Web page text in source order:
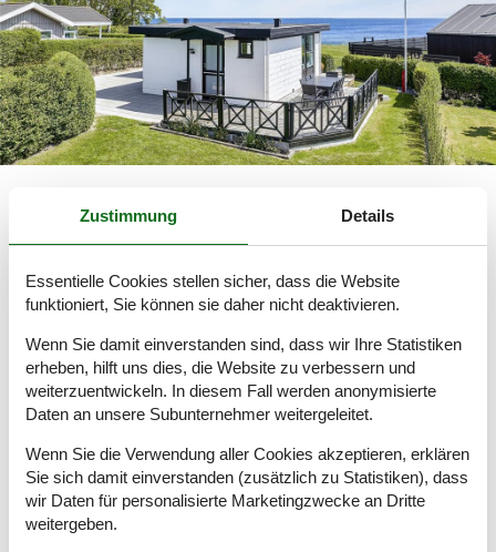
Hier finden Sie ganz einfach ein
schönes Ferienhaus
Erlebnisse erwarten Sie
Es ist ganz einfach, auf dieser Website das richtige, privat
vermietete Ferienhaus Sönderby zu finden.
Privat Ferienhaus Sönderby: Die grösste Auswahl
Vacasol bietet Ihnen immer die größte Auswahl an privaten
Ferienhäusern. Das verschafft Ihnen einen schnellen Überblick
über alle private Ferienhäuser Sönderby auf einer Internetseite.
Zustimmung Details
Essentielle Cookies stellen sicher, dass die Website
funktioniert, Sie können sie daher nicht deaktivieren.
Wenn Sie damit einverstanden sind, dass wir Ihre Statistiken
erheben, hilft uns dies, die Website zu verbessern und
weiterzuentwickeln. In diesem Fall werden anonymisierte
Daten an unsere Subunternehmer weitergeleitet.
Wenn Sie die Verwendung aller Cookies akzeptieren, erklären
Sie sich damit einverstanden (zusätzlich zu Statistiken), dass
wir Daten für personalisierte Marketingzwecke an Dritte
weitergeben.